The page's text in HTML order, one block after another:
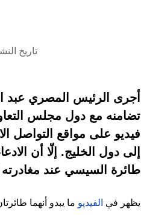
تاريخ النشر 23 مارس 2026 الساعة
أجرى الرئيس المصري عبد
تضامنه مع دول مجلس
فيديو على مواقع التواصل
إلى دول الخليج. إلّا أن
طائرة السيسي عند مغادرته
يظهر في الفيديو ما يبدو أنهما